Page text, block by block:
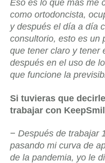
Eso es lo que más me
como ortodoncista,
y después el día a día
consultorio, esto es un
que tener claro y tener
después en el uso de
que funcione la
Si tuvieras que
trabajar con
– Después de trabajar
pasando mi curva de
de la pandemia, yo le